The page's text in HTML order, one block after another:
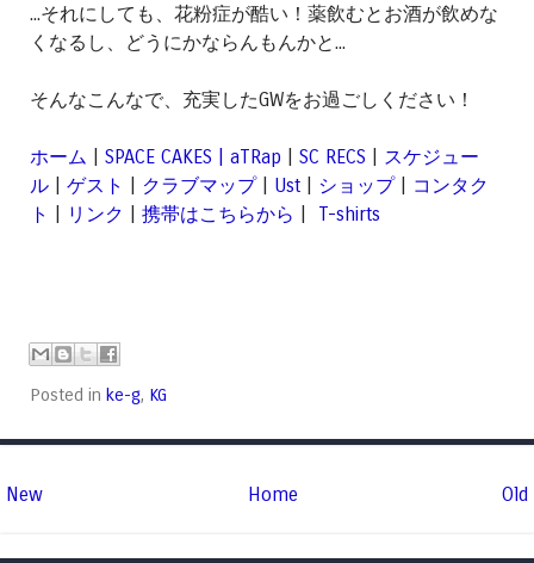
...それにしても、花粉症が酷い！薬飲むとお酒が飲めな
くなるし、どうにかならんもんかと...
そんなこんなで、充実したGWをお過ごしください！
ホーム SPACE CAKES | aTRap SC RECS
スケジュー
ル
ゲスト クラブマップ| Ust ショップ|
コンタク
ト
リンク 携帯はこちらから T-shirts
Posted in ke-g, KG
New Old
Home